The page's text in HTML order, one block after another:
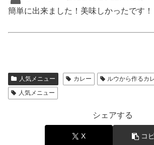
簡単に出来ました！美味しかったです！
人気メニュー カレー
ルウから作るカ
人気メニュー
シェアする
X コ